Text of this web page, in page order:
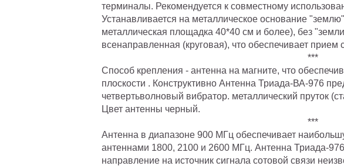
терминалы. Рекомендуется к совместному
Устанавливается на металлическое основание
металлическая площадка 40*40 см и более), без
всенаправленная (круговая), что обеспечивает прием
***
Способ крепления - антенна на магните, что
плоскости . Конструктивно Антенна Триада-ВА-976
четвертьволновый вибратор. металлический пруток
Цвет антенны черный.
***
Антенна в диапазоне 900 МГц обеспечивает
антеннами 1800, 2100 и 2600 МГц. Антенна Триада-
направление на источник сигнала сотовой связи